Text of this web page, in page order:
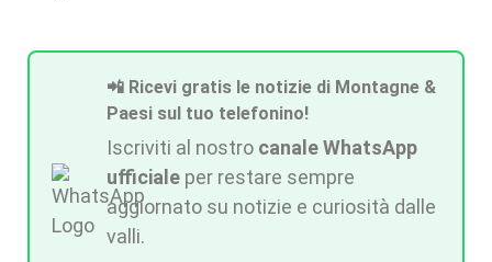
📲 Ricevi gratis le notizie di Montagne &
Paesi sul tuo telefonino!
Iscriviti al nostro canale WhatsApp
ufficiale per restare sempre
aggiornato su notizie e curiosità dalle
valli.